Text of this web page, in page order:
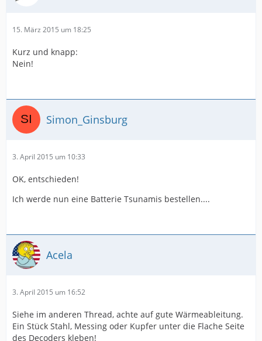
15. März 2015 um 18:25
Kurz und knapp:
Nein!
Simon_Ginsburg
3. April 2015 um 10:33
OK, entschieden!
Ich werde nun eine Batterie Tsunamis bestellen....
Acela
3. April 2015 um 16:52
Siehe im anderen Thread, achte auf gute Wärmeableitung.
Ein Stück Stahl, Messing oder Kupfer unter die Flache Seite
des Decoders kleben!